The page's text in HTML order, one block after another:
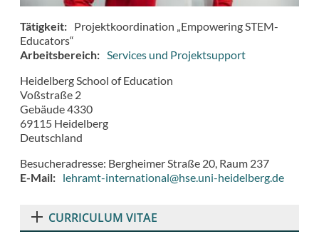
Tätigkeit
Projektkoordination „Empowering STEM-
Educators“
Arbeitsbereich
Services und Projektsupport
Heidelberg School of Education
Voßstraße 2
Gebäude 4330
69115 Heidelberg
Deutschland
Besucheradresse: Bergheimer Straße 20, Raum 237
E-Mail
lehramt-international@hse.uni-heidelberg.de
CURRICULUM VITAE